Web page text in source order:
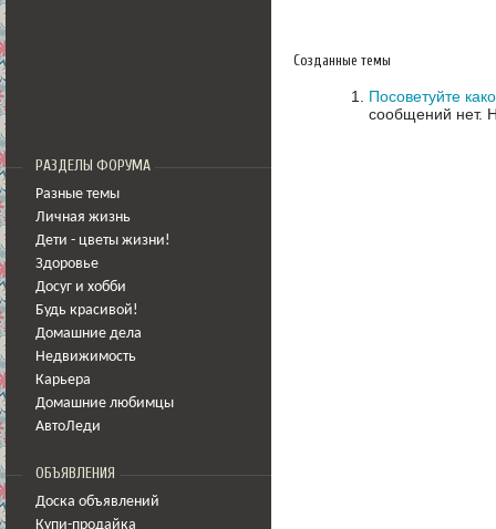
РАЗДЕЛЫ ФОРУМА
Разные темы
Личная жизнь
Дети - цветы жизни!
Здоровье
Досуг и хобби
Будь красивой!
Домашние дела
Недвижимость
Карьера
Домашние любимцы
АвтоЛеди
ОБЪЯВЛЕНИЯ
Доска объявлений
Купи-продайка
Созданные темы
Посоветуйте
сообщений нет.